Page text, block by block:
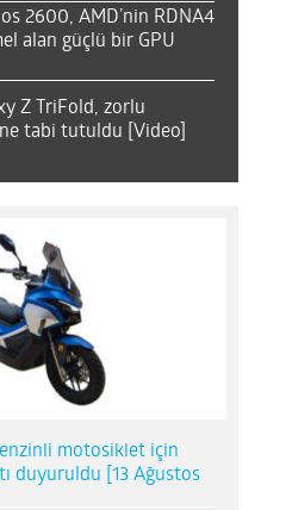
2600, AMD’nin RDNA4
alan güçlü bir GPU
Z TriFold, zorlu
tabi tutuldu [Video]
motosiklet için
duyuruldu [13 Ağustos